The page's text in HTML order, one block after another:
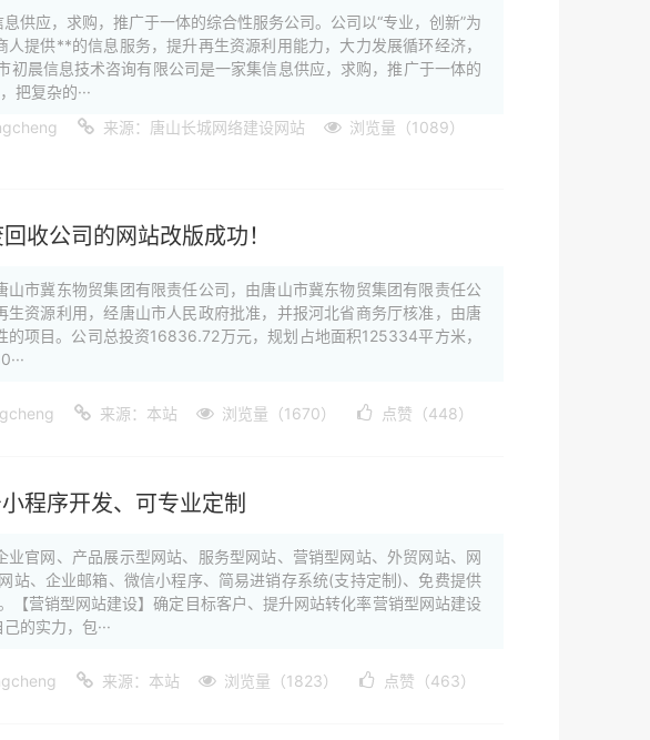
供应，求购，推广于一体的综合性服务公司。公司以“专业，创新”为
提供**的信息服务，提升再生资源利用能力，大力发展循环经济，
初晨信息技术咨询有限公司是一家集信息供应，求购，推广于一体的
把复杂的···
来源：唐山长城网络建设网站
浏览量（1089）
收公司的网站改版成功！
市冀东物贸集团有限责任公司，由唐山市冀东物贸集团有限责任公
资源利用，经唐山市人民政府批准，并报河北省商务厅核准，由唐
项目。公司总投资16836.72万元，规划占地面积125334平方米，
来源：本站 浏览量（1670） 点赞（448）
程序开发、可专业定制
业官网、产品展示型网站、服务型网站、营销型网站、外贸网站、网
站、企业邮箱、微信小程序、简易进销存系统(支持定制)、免费提供
【营销型网站建设】确定目标客户、提升网站转化率营销型网站建设
的实力，包···
来源：本站 浏览量（1823） 点赞（463）